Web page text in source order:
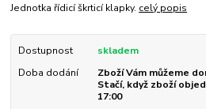
Jednotka řídicí škrticí klapky. celý popis
Dostupnost
skladem
Doba dodání
Zboží Vám můžeme
Stačí, když zboží
17:00